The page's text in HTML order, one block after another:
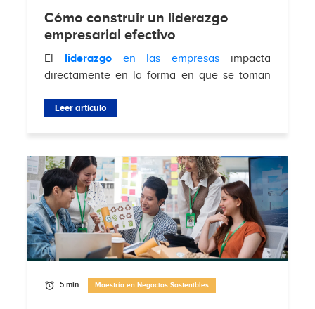
Cómo construir un liderazgo
empresarial efectivo
El liderazgoen las empresas impacta
directamente en la forma en que se toman
enfrentan desafíos del mercado. Según
Leer artículo
5 min Maestría en Negocios Sostenibles